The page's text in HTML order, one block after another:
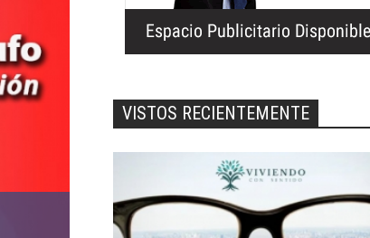
VISTOS RECIENTEMENTE